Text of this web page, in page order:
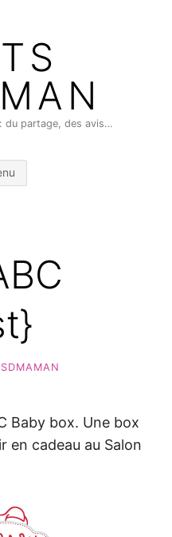
du partage, des avis…
Baby box. Une box
en cadeau au Salon